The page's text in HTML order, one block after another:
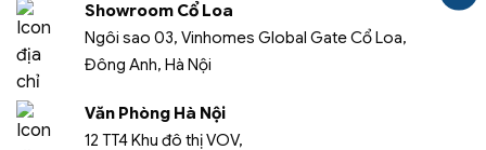
Showroom Cổ Loa
Ngôi sao 03, Vinhomes Global Gate Cổ Loa,
Đông Anh, Hà Nội
Văn Phòng Hà Nội
12 TT4 Khu đô thị VOV,